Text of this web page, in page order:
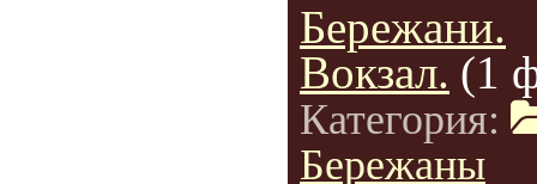
Бережани.
Вокзал. (1
Категория:
Бережаны